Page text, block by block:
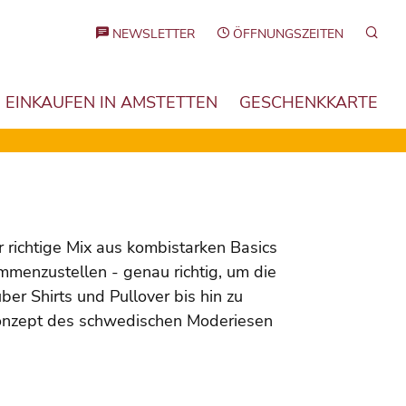
NEWSLETTER ÖFFNUNGSZEITEN
EINKAUFEN IN AMSTETTEN GESCHENKKARTE
Mix aus kombistarken Basics
- genau richtig, um die
Shirts und Pullover bis hin zu
des schwedischen Moderiesen